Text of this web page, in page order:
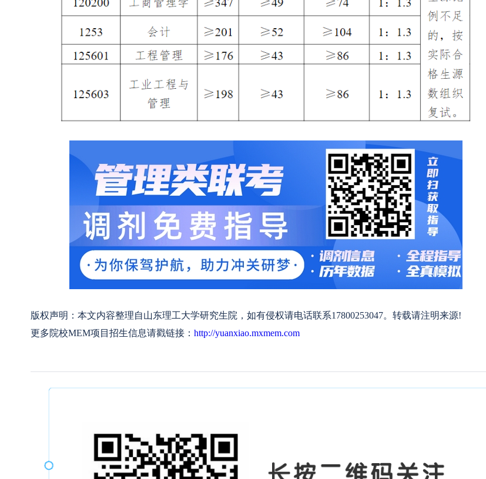
版权声明：本文内容整理自山东理工大学研究生院，如有侵权请电话联系17800253047。转载请注明来源!
更多院校MEM项目招生信息请戳链接： http://yuanxiao.mxmem.com